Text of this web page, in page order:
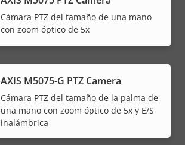
Cámara PTZ del tamaño de una mano
con zoom óptico de 5x
AXIS M5075-G PTZ Camera
Cámara PTZ del tamaño de la palma de
una mano con zoom óptico de 5x y E/S
inalámbrica